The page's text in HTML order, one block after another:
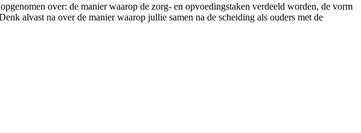
over: de manier waarop de zorg- en opvoedingstaken verdeeld worden, de vorm
alvast na over de manier waarop jullie samen na de scheiding als ouders met de